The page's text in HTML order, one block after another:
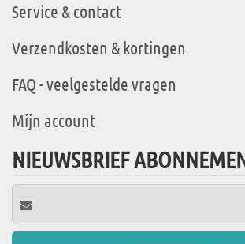
Service & contact
Verzendkosten & kortingen
FAQ - veelgestelde vragen
Mijn account
NIEUWSBRIEF